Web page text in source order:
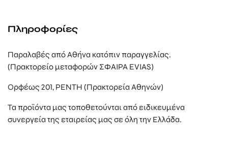
Πληροφορίες
Παραλαβές από Αθήνα κατόπιν παραγγελίας.
(Πρακτορείο μεταφορών ΣΦΑΙΡΑ EVIAS)
Ορφέως 201, ΡΕΝΤΗ (Πρακτορεία Αθηνών)
Τα προϊόντα μας τοποθετούνται από ειδικευμένα
συνεργεία της εταιρείας μας σε όλη την Ελλάδα.